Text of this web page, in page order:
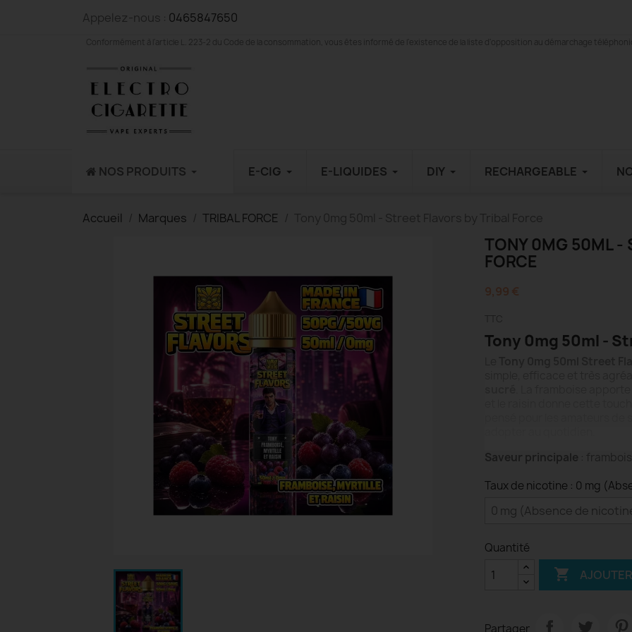
Appelez-nous : 0465847650
Conformément à l'article L. 223-2 du Code de la consommation, vous êtes informé de l'existence de la liste d'opposition au démarchage
NOS PRODUITS E-CIG E-LIQUIDES DIY RECHARGEABLE
Accueil Marques TRIBAL FORCE Tony 0mg 50ml - Street Flavors by Tribal Force
TONY 0MG 50ML -
FORCE
9,99 €
TTC
Tony 0mg 50ml -
Saveur principale :
Taux de nicotine : 0 mg
Quantité

Partager